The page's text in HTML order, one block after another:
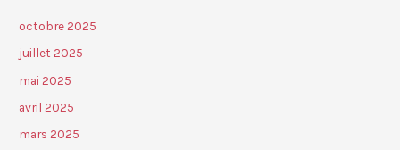
octobre 2025
juillet 2025
mai 2025
avril 2025
mars 2025